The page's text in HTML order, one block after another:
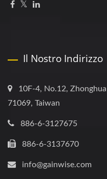
Il Nostro Indirizzo
10F-4, No.12,
71069, Taiwan
886-6-3127675
886-6-3137670
info@gainwise.com